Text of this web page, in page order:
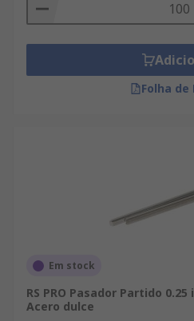
Folha de
Em stock
RS PRO Pasador Partido
Acero dulce